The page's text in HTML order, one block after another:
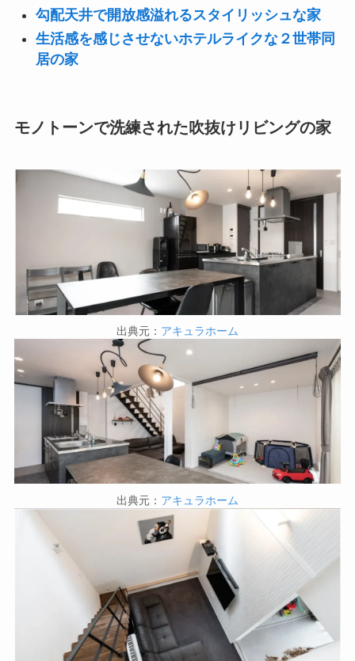
勾配天井で開放感溢れるスタイリッシュな家
生活感を感じさせないホテルライクな２世帯同
居の家
モノトーンで洗練された吹抜けリビングの家
出典元： アキュラホーム
出典元： アキュラホーム